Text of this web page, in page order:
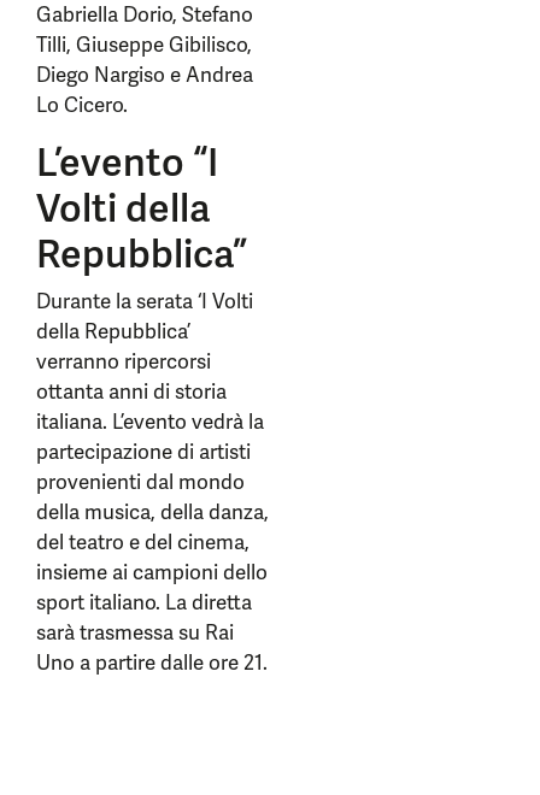
Gabriella Dorio, Stefano
Tilli, Giuseppe Gibilisco,
Diego Nargiso e Andrea
Lo Cicero.
L’evento “I
Volti della
Repubblica”
Durante la serata ‘I Volti
della Repubblica’
verranno ripercorsi
ottanta anni di storia
italiana. L’evento vedrà la
partecipazione di artisti
provenienti dal mondo
della musica, della danza,
del teatro e del cinema,
insieme ai campioni dello
sport italiano. La diretta
sarà trasmessa su Rai
Uno a partire dalle ore 21.